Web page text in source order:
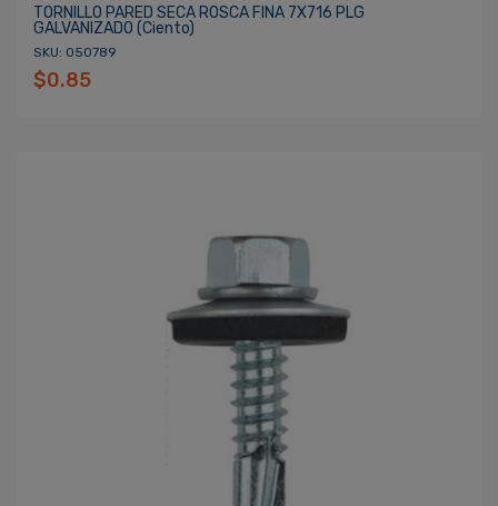
TORNILLO PARED SECA ROSCA FINA 7X716 PLG
GALVANIZADO (ciento)
SKU: 050789
$0.85